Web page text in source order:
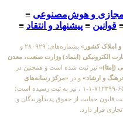
و هوش‌مصنوعی ≡
قوانین ≡ پیشنهاد و انتقاد ≡
و املاک کشور»
بشماره‌های: ۲۸۰۹۲۹ و
الکترونیکی (اینماد) وزارت صنعت، معدن
(اِمتا)» نیز ثبت شده است و همچنین در
و ارشاد» و در «مرکز رسانه‌های
بشماره شامَد: ۱-۳-۶۵-۷۱۲۳۹۹-۱-۱ ، نیز به ثبت رسیده است؛
حمایت از حقوق پدیدآورندگان و
قرار دارد.